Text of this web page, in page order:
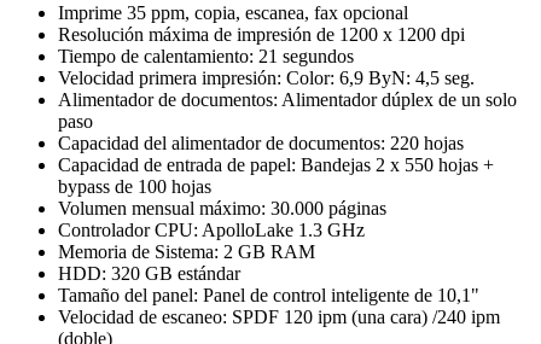
Imprime 35 ppm, copia, escanea, fax opcional
Resolución máxima de impresión de 1200 x 1200 dpi
Tiempo de calentamiento: 21 segundos
Velocidad primera impresión: Color: 6,9 ByN: 4,5 seg.
Alimentador de documentos: Alimentador dúplex de un solo
paso
Capacidad del alimentador de documentos: 220 hojas
Capacidad de entrada de papel: Bandejas 2 x 550 hojas +
bypass de 100 hojas
Volumen mensual máximo: 30.000 páginas
Controlador CPU: ApolloLake 1.3 GHz
Memoria de Sistema: 2 GB RAM
HDD: 320 GB estándar
Tamaño del panel: Panel de control inteligente de 10,1"
Velocidad de escaneo: SPDF 120 ipm (una cara) /240 ipm
(doble)